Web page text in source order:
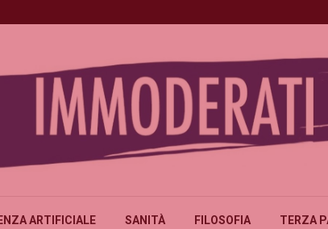
ARTIFICIALE SANITÀ FILOSOFIA TERZA